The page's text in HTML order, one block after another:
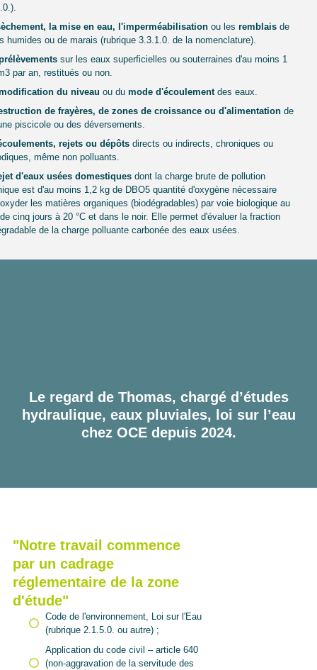
la mise en eau, l'imperméabilisationou les remblais de
humides ou de marais (rubrique 3.3.1.0. de la nomenclature).
sur les eaux superficielles ou souterraines d'au moins 1
par an, restitués ou non.
du niveau ou du mode d'écoulementdes eaux.
de frayères, de zones de croissance ou d'alimentationde
piscicole ou des déversements.
rejets ou dépôtsdirects ou indirects, chroniques ou
même non polluants.
d'eaux usées domestiquesdont la charge brute de pollution
est d'au moins 1,2 kg de DBO5 quantité d'oxygène nécessaire
les matières organiques (biodégradables) par voie biologique au
cinq jours à 20 °C et dans le noir. Elle permet d'évaluer la fraction
de la charge polluante carbonée des eaux usées.
Le regard de Thomas, chargé d’études
hydraulique, eaux pluviales, loi sur l’eau
chez OCE depuis 2024.
"Notre travail commence
par un cadrage
réglementaire de la zone
d'étude"
Code de l'environnement, Loi sur l'Eau
(rubrique 2.1.5.0. ou autre) ;
Application du code civil – article 640
(non-aggravation de la servitude des